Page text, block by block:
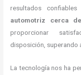
resultados
automotriz cerca
proporcionar
disposición, superando
La tecnología nos ha